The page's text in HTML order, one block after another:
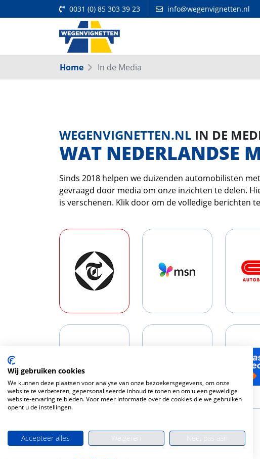
0031 (0) 85 303 39 23 info@wegenvignetten.nl
Home In de Media
WEGENVIGNETTEN.NL IN DE
WAT NEDERLANDSE
Sinds 2018 helpen we duizenden automobilisten
gevraagd door media om onze inzichten te delen.
is verschenen. Klik door om de volledige berichten
Wij gebruiken cookies
We kunnen deze plaatsen voor analyse van onze bezoekersgegevens, om onze
website te verbeteren, gepersonaliseerde inhoud te tonen en om u een geweldige
website-ervaring te bieden. Voor meer informatie over de cookies die we gebruiken
opent u de instellingen.
Accepteer alles Nee, pas aan